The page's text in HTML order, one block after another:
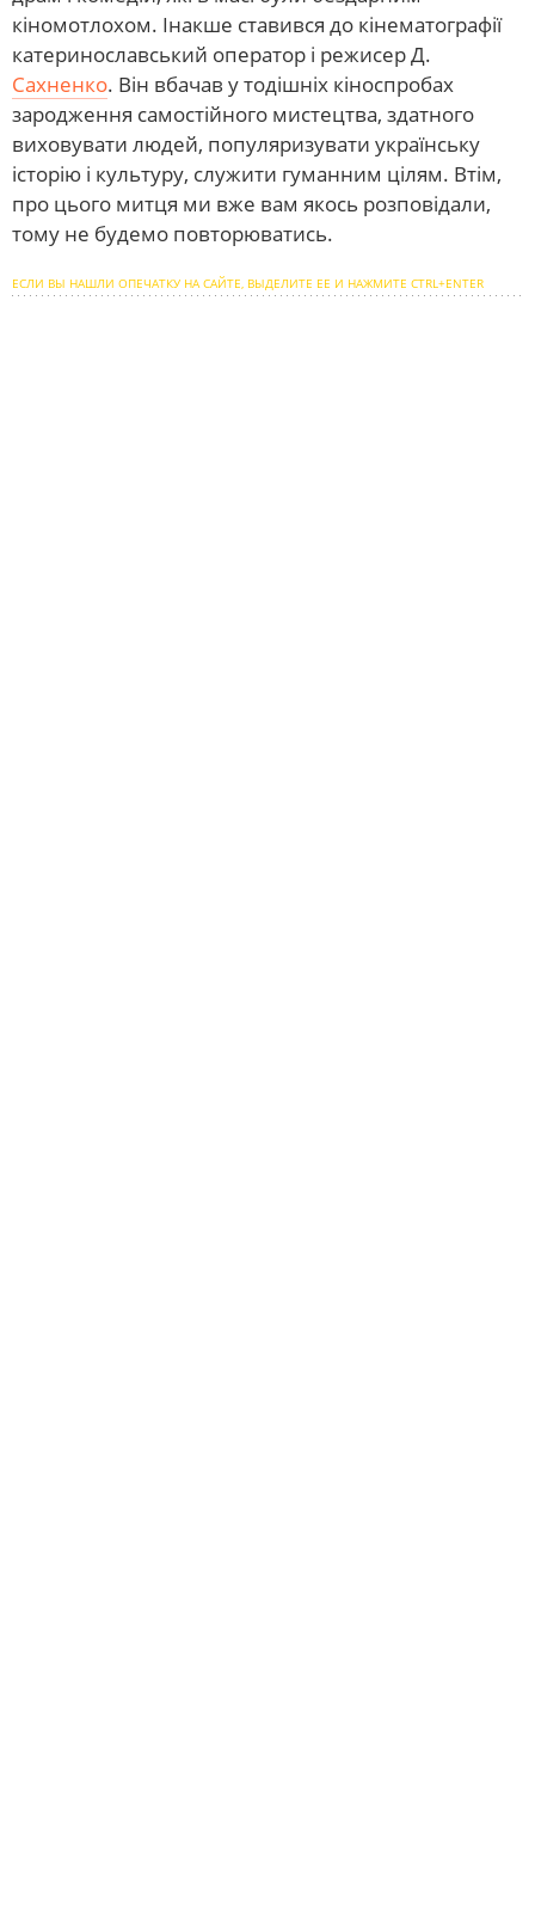
кіномотлохом. Інакше ставився до кінематографії
катеринославський оператор і режисер Д.
Сахненко. Він вбачав у тодішніх кіноспробах
зародження самостійного мистецтва, здатного
виховувати людей, популяризувати українську
історію і культуру, служити гуманним цілям. Втім,
про цього митця ми вже вам якось розповідали,
тому не будемо повторюватись.
ЕСЛИ ВЫ НАШЛИ ОПЕЧАТКУ НА САЙТЕ, ВЫДЕЛИТЕ ЕЕ И НАЖМИТЕ CTRL+ENTER